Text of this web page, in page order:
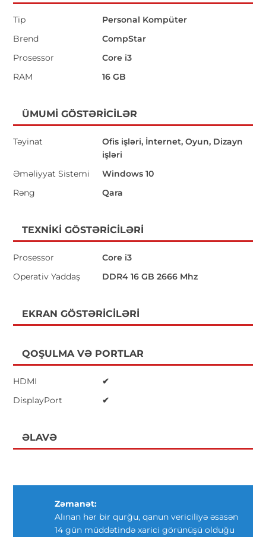
Tip
Personal Kompüter
Brend
CompStar
Prosessor
Core i3
RAM
16 GB
ÜMUMI GÖSTƏRICILƏR
Təyinat
Ofis işləri, İnternet, Oyun, Dizayn
işləri
Əməliyyat Sistemi
Windows 10
Rəng
Qara
TEXNIKI GÖSTƏRICILƏRI
Prosessor
Core i3
Operativ Yaddaş
DDR4 16 GB 2666 Mhz
EKRAN GÖSTƏRICILƏRI
QOŞULMA VƏ PORTLAR
HDMI
✔
DisplayPort
✔
ƏLAVƏ
Zəmanət:
Alınan hər bir qurğu, qanun vericiliyə əsasən
14 gün müddətində xarici görünüşü olduğu